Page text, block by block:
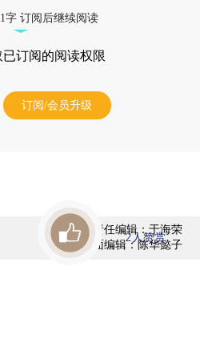
字 订阅后继续阅读
已订阅的阅读权限
订阅/会员升级
责任编辑：于海荣
版面编辑：陈华懿子
2人赞赏